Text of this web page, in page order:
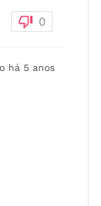
0
há 5 anos